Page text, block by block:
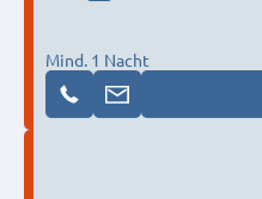
Mind. 1 Nacht